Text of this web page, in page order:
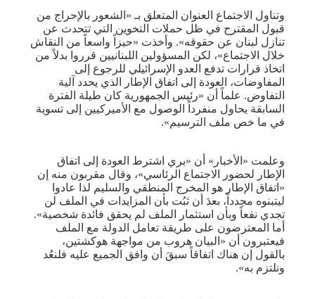
وتناول الاجتماع العنوان المتعلق بـ «الشعور بالإحراج من
قبول المقترح في ظل حملات التخوين التي تتحدث عن
تنازل لبنان عن حقوقه». وأخذت «حيزاً واسعاً من النقاش
خلال الاجتماع»، لكن المسؤولين اللبنانيين قرروا بدلاً من
اتخاذ قرارات تدفع العدو الإسرائيلي للرجوع إلى
المفاوضات، العودة إلى اتفاق الإطار الذي يحدد آلية
التفاوض. علماً أن «رئيس الجمهورية كان طيلة الفترة
السابقة يحاول منفرداً الوصول مع الأميركيين إلى تسوية
في ما خص ملف الترسيم».
وعلمت «الأخبار» أن «بري اشترط العودة إلى اتفاق
الإطار لحضور الاجتماع الرئاسي»، وقال مقربون منه إن
«اتفاق الإطار هو المخرج المنطقي والسليم لذا عادوا
ليتبنوه مجدداً، بعدَ أن ثبُت بأن المزايدات في الملف لن
تجدي نفعاً وبأن استثمار الملف لم يحقق فائدة شخصية».
أما المعترضون على طريقة تعامل الدولة مع الملف
فيعتبرون أن «البيان هروب من مواجهة هوكشتين،
بالقول إن هناك اتفاقاً سبقَ أن وافق الجميع عليه فلنعُد
ونلتزم به».